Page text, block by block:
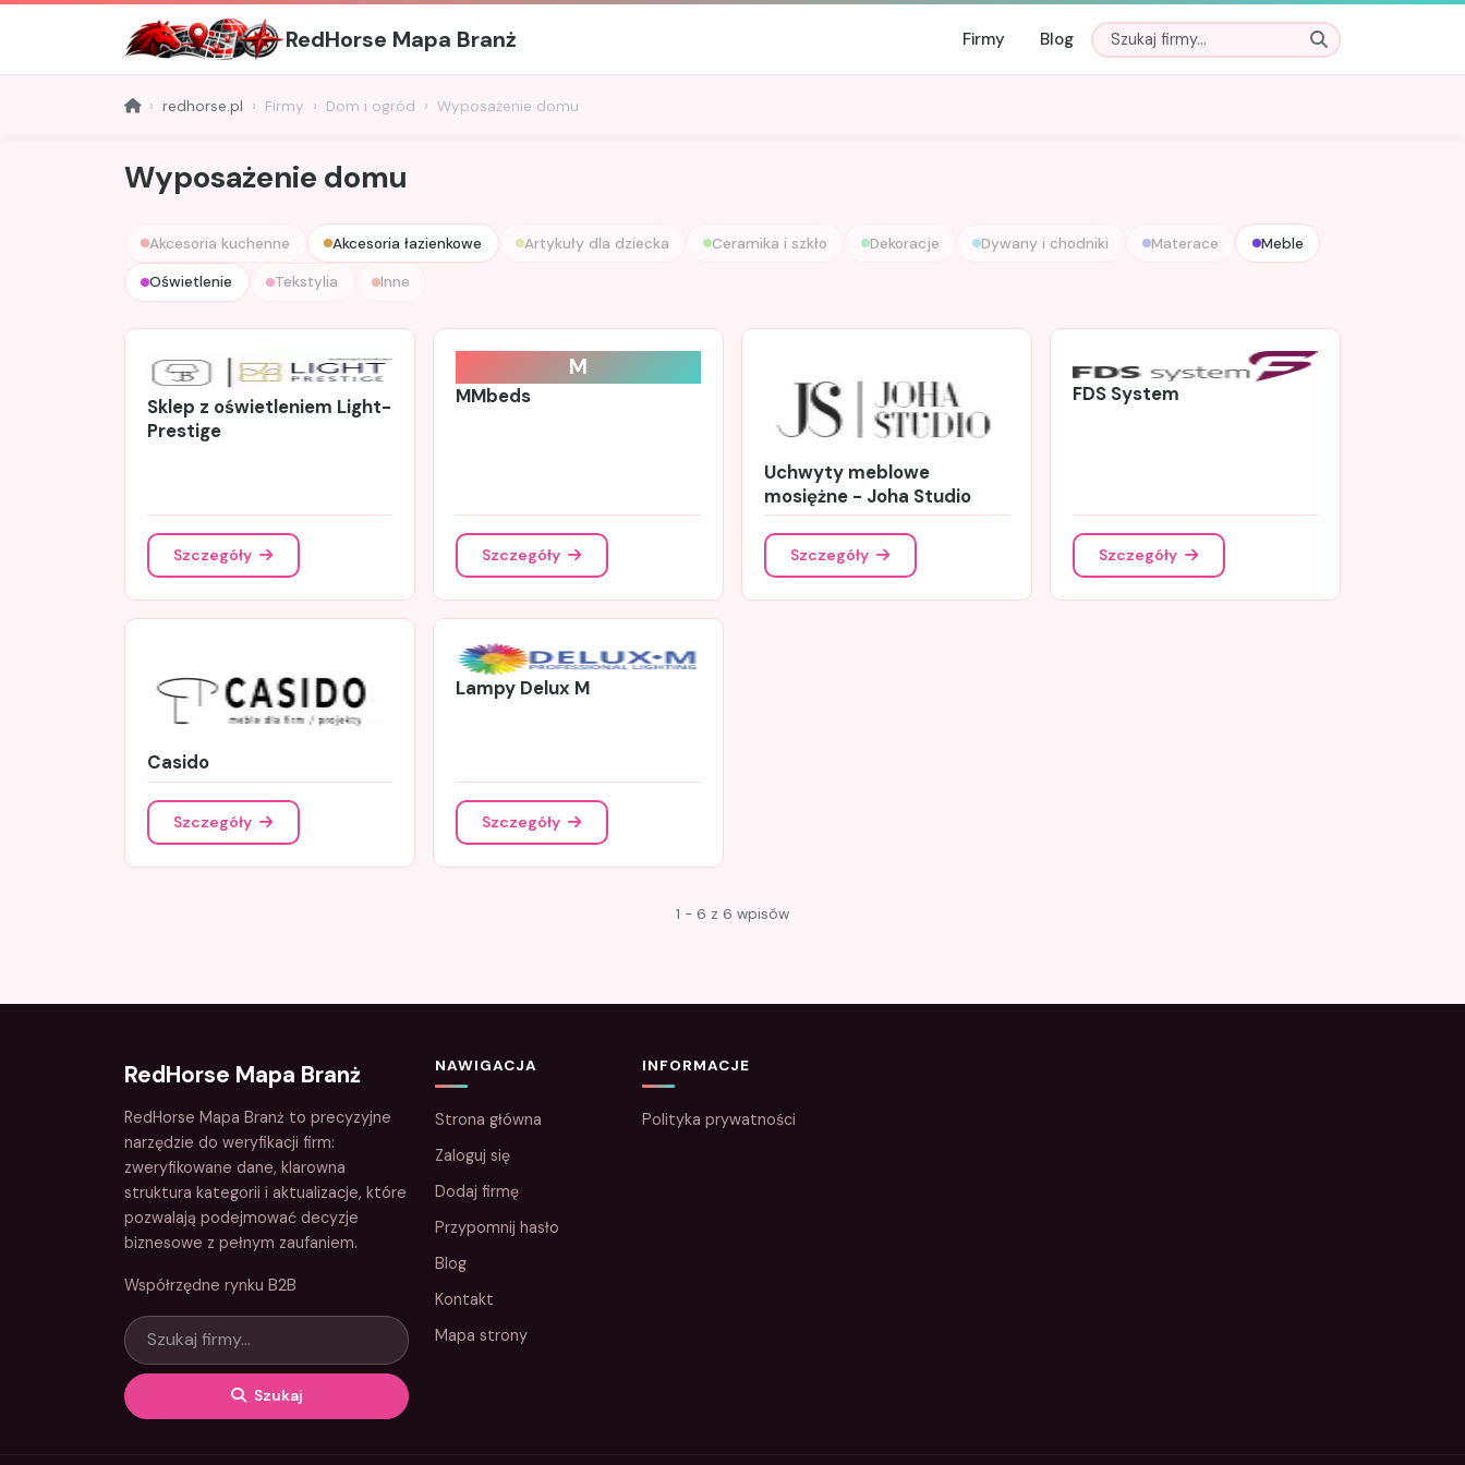
RedHorse Mapa Branż Firmy Blog
redhorse.pl Firmy Dom i ogród Wyposażenie domu
Wyposażenie domu
Akcesoria kuchenne Akcesoria łazienkowe Artykuły dla dziecka Ceramika i szkło Dekoracje Dywany i chodniki Materace Meble
Oświetlenie Tekstylia Inne
Sklep z oświetleniem Light-
Prestige
Szczegóły
M
MMbeds
Szczegóły
Uchwyty meblowe
mosiężne - Joha Studio
Szczegóły
FDS System
Szczegóły
Casido
Szczegóły
Lampy Delux M
Szczegóły
1 - 6 z 6 wpisów
RedHorse Mapa Branż
RedHorse Mapa Branż to precyzyjne
narzędzie do weryfikacji firm:
zweryfikowane dane, klarowna
struktura kategorii i aktualizacje, które
pozwalają podejmować decyzje
biznesowe z pełnym zaufaniem.
Współrzędne rynku B2B
Szukaj
NAWIGACJA
Strona główna
Zaloguj się
Dodaj firmę
Przypomnij hasło
Blog
Kontakt
Mapa strony
INFORMACJE
Polityka prywatności